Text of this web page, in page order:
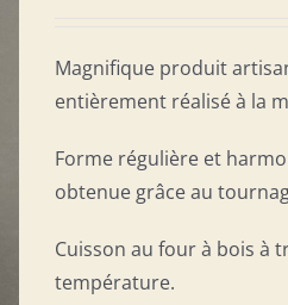
Magnifique produit
entièrement réalisé à la
Forme régulière et
obtenue grâce au
Cuisson au four à bois à
température.